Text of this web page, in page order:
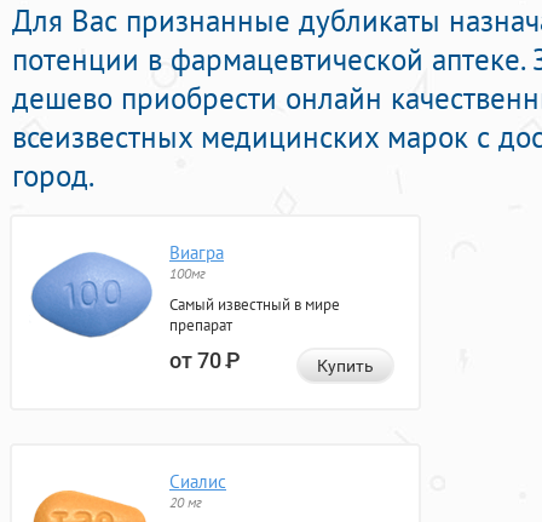
Для Вас признанные дубликаты
потенции в фармацевтической
дешево приобрести онлайн
всеизвестных медицинских марок с
город.
Виагра
100мг
Самый известный в мире
препарат
от 70Р Купить
Сиалис
20 мг